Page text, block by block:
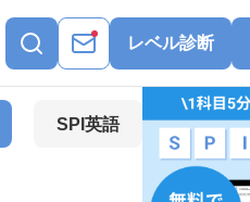
レベル診断
SPI英語